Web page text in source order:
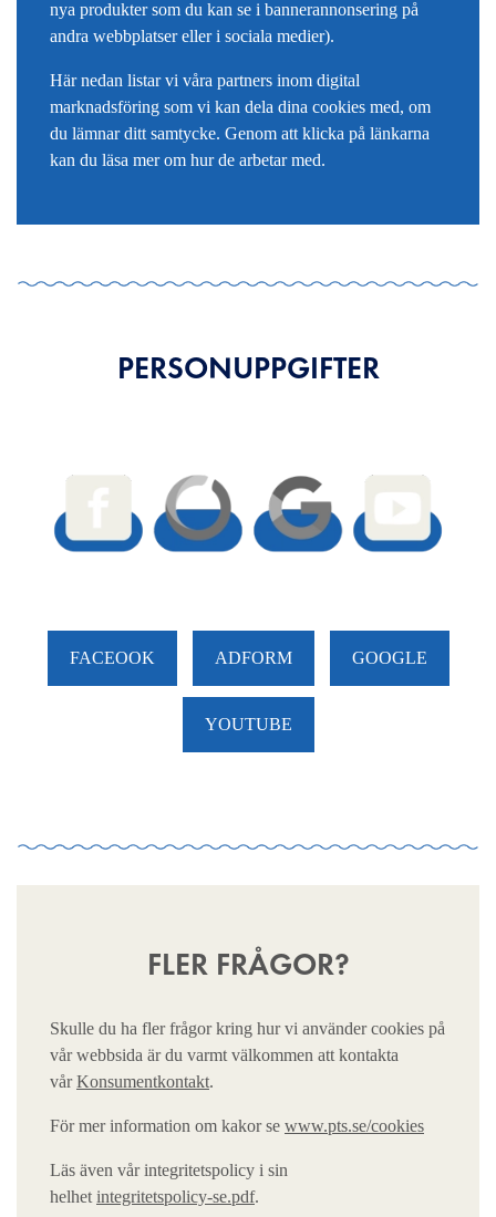
nya produkter som du kan se i bannerannonsering på
andra webbplatser eller i sociala medier).
Här nedan listar vi våra partners inom digital
marknadsföring som vi kan dela dina cookies med, om
du lämnar ditt samtycke. Genom att klicka på länkarna
kan du läsa mer om hur de arbetar med.
PERSONUPPGIFTER
FACEOOK ADFORM GOOGLE
YOUTUBE
FLER FRÅGOR?
Skulle du ha fler frågor kring hur vi använder cookies på
vår webbsida är du varmt välkommen att kontakta
vår Konsumentkontakt.
För mer information om kakor se www.pts.se/cookies
Läs även vår integritetspolicy i sin
helhet integritetspolicy-se.pdf.